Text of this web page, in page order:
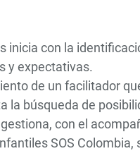
inicia con la
y expectativas.
de un facilitador
la búsqueda de
con el
SOS Colombia,